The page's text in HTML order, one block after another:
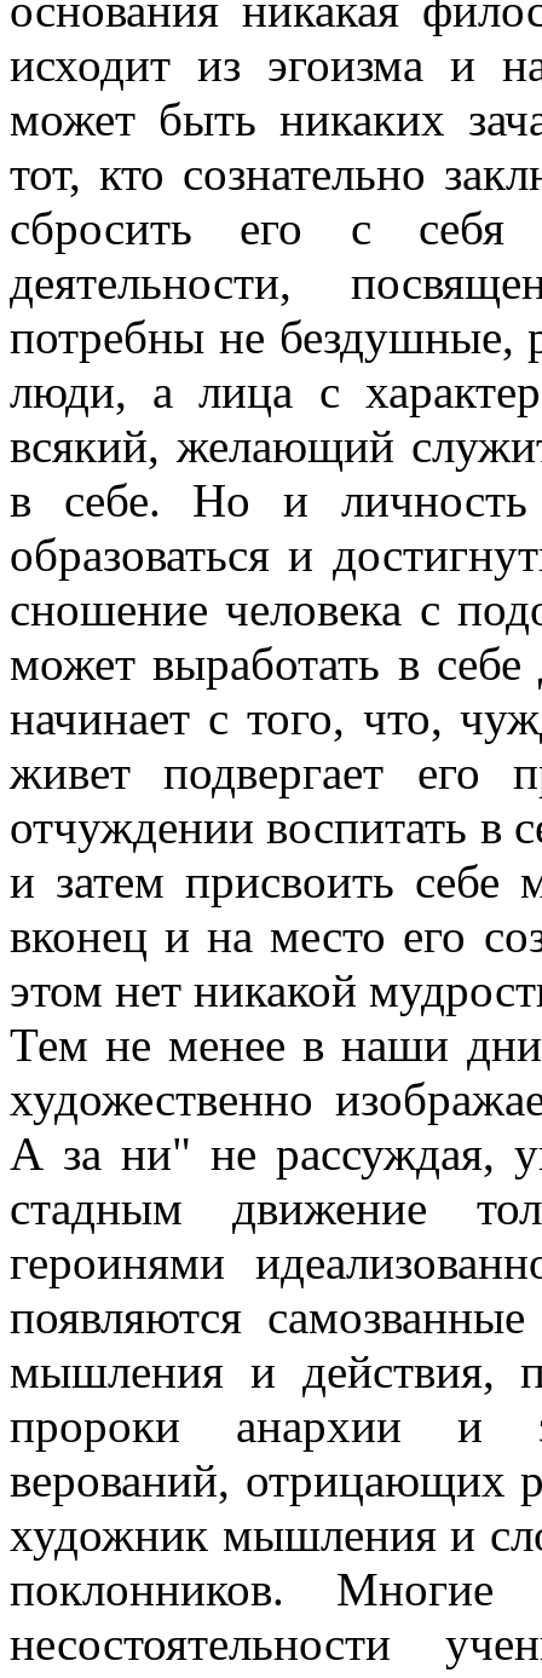
исходит из эгоизма и
может быть никаких
тот, кто сознательно
сбросить его с
деятельности,
потребны не бездушные,
люди, а лица с
всякий, желающий
в себе. Но и личность
образоваться и
сношение человека с
может выработать в
начинает с того, что,
живет подвергает его
отчуждении воспитать в
и затем присвоить себе
вконец и на место его
этом нет никакой
Тем не менее в наши дни
художественно
А за ни" не рассуждая,
стадным движение
героинями
появляются
мышления и действия,
пророки анархии и
верований, отрицающих
художник мышления и
поклонников. Многие
несостоятельности